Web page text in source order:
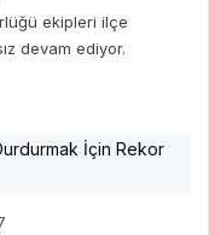
ekipleri ilçe
devam ediyor.